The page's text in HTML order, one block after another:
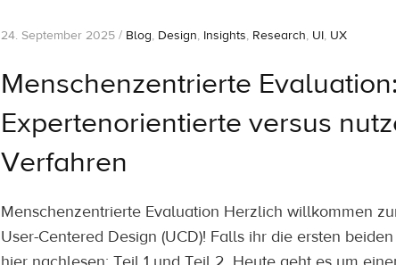
24. September 2025 / Blog, Design, Insights, Research, UI, UX
Menschenzentrierte Evaluation:
Expertenorientierte versus
Verfahren
Menschenzentrierte Evaluation Herzlich willkommen
User-Centered Design (UCD)! Falls ihr die ersten